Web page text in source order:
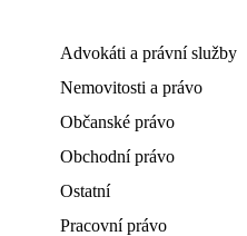
Advokáti a právní služby
Nemovitosti a právo
Občanské právo
Obchodní právo
Ostatní
Pracovní právo